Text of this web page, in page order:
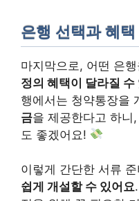
은행 선택과 혜택
마지막으로, 어떤 은
정의 혜택이 달라질 수
행에서는 청약통장을
금을 제공한다고 하니
도 좋겠어요!
이렇게 간단한 서류
쉽게 개설할 수 있어요